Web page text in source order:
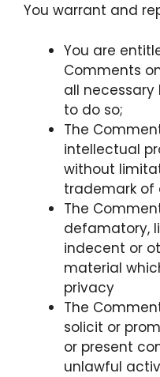
You warrant and
You are
Comments
all
to do so;
The
intellectual
without
trademark of
The
defamatory,
indecent or
material
privacy
The
solicit or
or present
unlawful